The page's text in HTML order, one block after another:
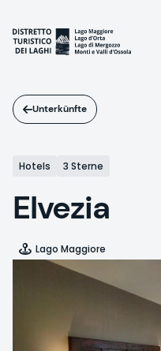
Inhalt
Unterkünfte
Hotels 3 Sterne
Elvezia
Lago Maggiore